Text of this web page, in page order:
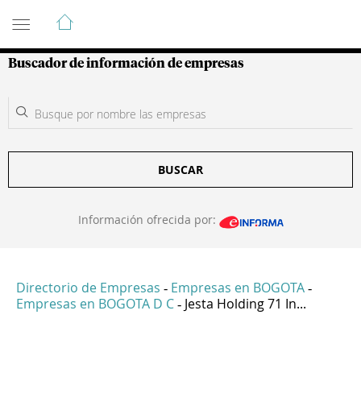
Guía de Empresas Colombianas
Buscador de información de empresas
BUSCAR
Información ofrecida por:
Directorio de Empresas - Empresas en BOGOTA -
Empresas en BOGOTA D C - Jesta Holding 71 In...